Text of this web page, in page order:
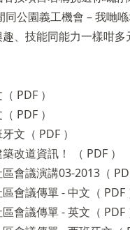
同公園義工機會 – 我哋
、技能同能力一樣咁
PDF ）
PDF ）
文（ PDF ）
改道資訊！ （ PDF ）
會議演講03-2013（
會議傳單 - 中文（ PDF
會議傳單 - 英文（ PDF